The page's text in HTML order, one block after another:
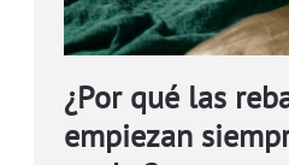
¿Por qué las
empiezan